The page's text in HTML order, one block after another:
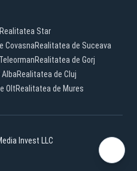
Realitatea Star
CovasnaRealitatea de Suceava
Realitatea de Gorj
Realitatea de Cluj
OltRealitatea de Mures
Invest LLC